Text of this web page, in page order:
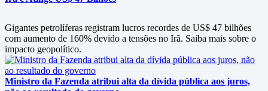
Gigantes petrolíferas registram lucros recordes de US$ 47 bilhões
com aumento de 160% devido a tensões no Irã. Saiba mais sobre o
impacto geopolítico.
Ministro da Fazenda atribui alta da dívida pública aos juros,